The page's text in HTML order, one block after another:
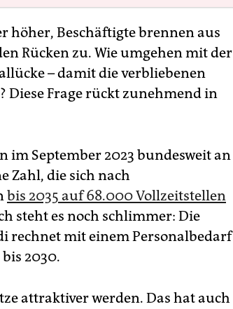
höher, Beschäftigte brennen aus
Rücken zu. Wie umgehen mit der
– damit die verbliebenen
Frage rückt zunehmend in
im September 2023 bundesweit an
Zahl, die sich nach
bis 2035 auf 68.000 Vollzeitstellen
steht es noch schlimmer: Die
rechnet mit einem Personalbedarf
2030.
attraktiver werden. Das hat auch